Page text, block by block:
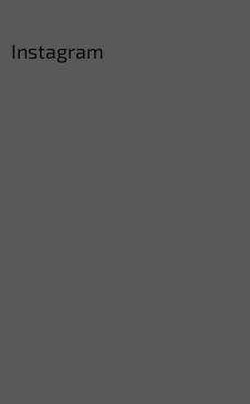
Instagram